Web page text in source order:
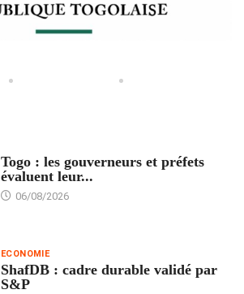
Togo : les gouverneurs et préfets
évaluent leur...
06/08/2026
ECONOMIE
ShafDB : cadre durable validé par
S&P